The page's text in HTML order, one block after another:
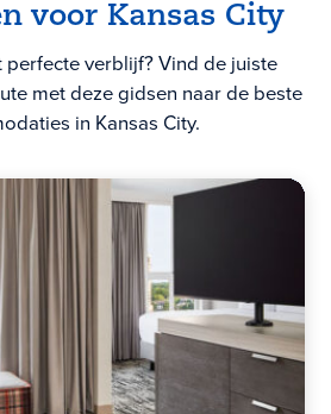
voor Kansas City
perfecte verblijf? Vind de juiste
met deze gidsen naar de beste
in Kansas City.